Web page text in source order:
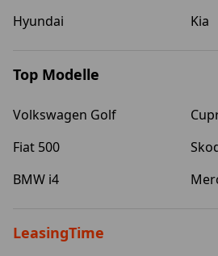
Hyundai
Kia
Top Modelle
Volkswagen Golf
Fiat 500
BMW i4
LeasingTime